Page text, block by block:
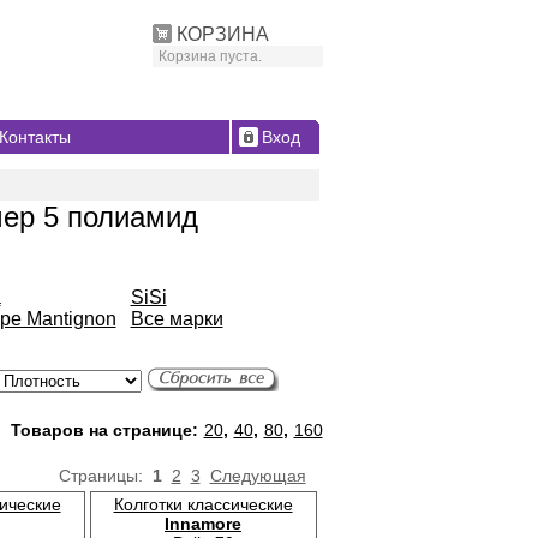
КОРЗИНА
Корзина пуста.
Контакты Вход
5 полиамид
Mantignon
SiSi
Все марки
Товаров на странице: 20, 40, 80, 160
Страницы: 1 2 3 Следующая
Колготки классические
Innamore